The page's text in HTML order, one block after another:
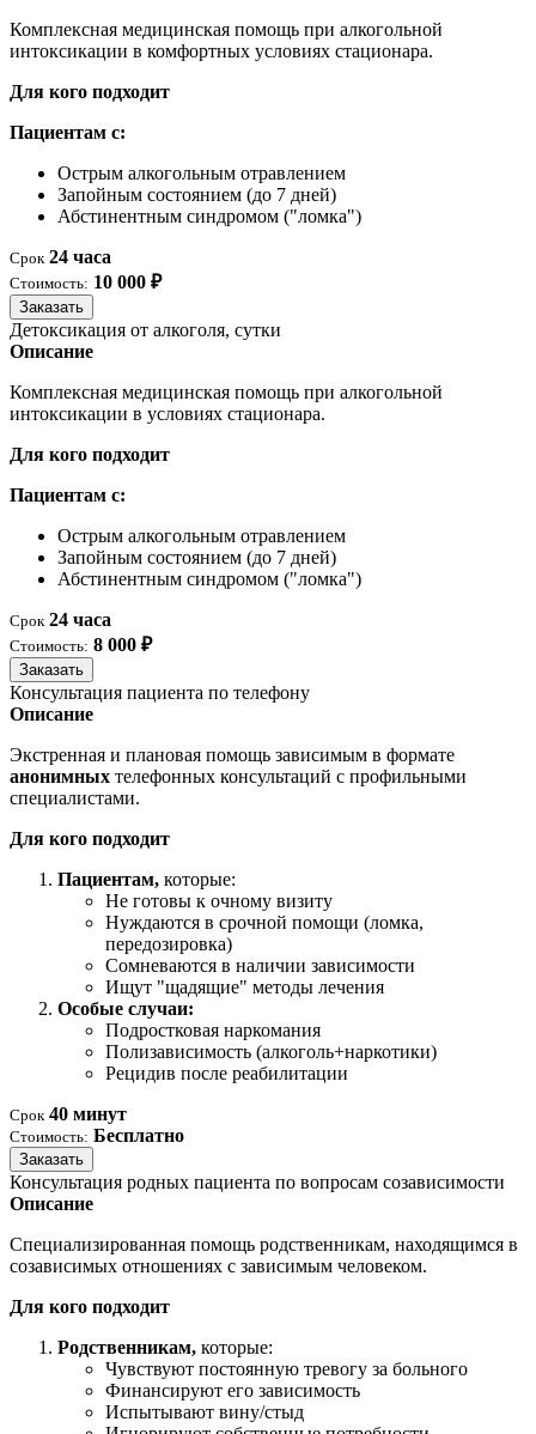
Комплексная медицинская помощь при алкогольной
интоксикации в комфортных условиях стационара.
Для кого подходит
Пациентам с:
Острым алкогольным отравлением
Запойным состоянием (до 7 дней)
Абстинентным синдромом ("ломка")
Срок 24 часа
Стоимость: 10 000 ₽
Заказать
Детоксикация от алкоголя, сутки
Описание
Комплексная медицинская помощь при алкогольной
интоксикации в условиях стационара.
Для кого подходит
Пациентам с:
Острым алкогольным отравлением
Запойным состоянием (до 7 дней)
Абстинентным синдромом ("ломка")
Срок 24 часа
Стоимость: 8 000 ₽
Заказать
Консультация пациента по телефону
Описание
Экстренная и плановая помощь зависимым в формате
анонимных телефонных консультаций с профильными
специалистами.
Для кого подходит
Пациентам, которые:
Не готовы к очному визиту
Нуждаются в срочной помощи (ломка,
передозировка)
Сомневаются в наличии зависимости
Ищут "щадящие" методы лечения
Особые случаи:
Подростковая наркомания
Полизависимость (алкоголь+наркотики)
Рецидив после реабилитации
Срок 40 минут
Стоимость: Бесплатно
Заказать
Консультация родных пациента по вопросам созависимости
Описание
Специализированная помощь родственникам, находящимся в
созависимых отношениях с зависимым человеком.
Для кого подходит
Родственникам, которые:
Чувствуют постоянную тревогу за больного
Финансируют его зависимость
Испытывают вину/стыд